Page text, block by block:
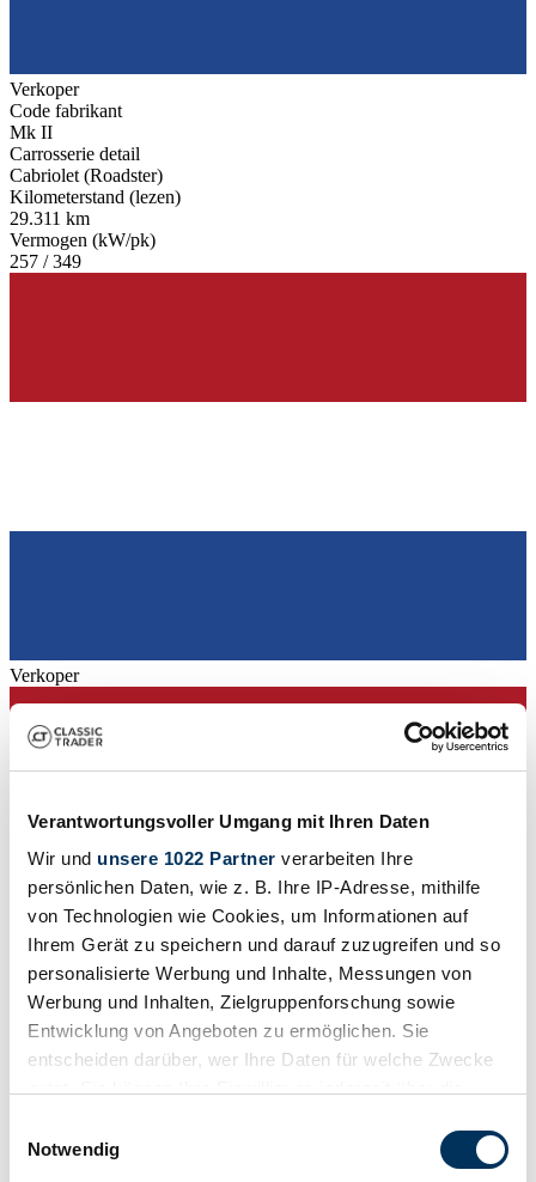
Verantwortungsvoller Umgang mit Ihren Daten
Wir und unsere 1022 Partner verarbeiten Ihre
persönlichen Daten, wie z. B. Ihre IP-Adresse, mithilfe
von Technologien wie Cookies, um Informationen auf
Ihrem Gerät zu speichern und darauf zuzugreifen und so
personalisierte Werbung und Inhalte, Messungen von
Werbung und Inhalten, Zielgruppenforschung sowie
Entwicklung von Angeboten zu ermöglichen. Sie
entscheiden darüber, wer Ihre Daten für welche Zwecke
Trigger Symbol ändern oder widerrufen
Notwendig
Verkoper
Code fabrikant
Mk II
Carrosserie detail
Cabriolet (Roadster)
Kilometerstand (lezen)
29.311 km
Vermogen (kW/pk)
257 / 349
Verkoper
Verkoper